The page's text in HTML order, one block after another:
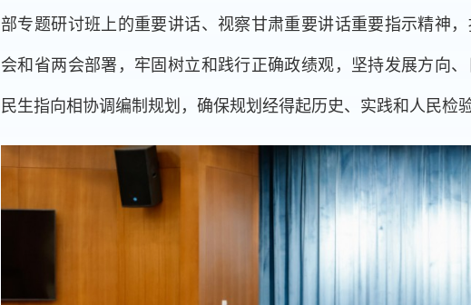
部专题研讨班上的重要讲话、视察甘肃重要讲话重要指示精神
会和省两会部署，牢固树立和践行正确政绩观，坚持发展方向、
民生指向相协调编制规划，确保规划经得起历史、实践和人民检验